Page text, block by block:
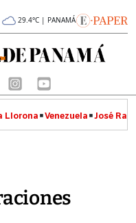
29.4°C | PANAMÁ
Llorona Venezuela José